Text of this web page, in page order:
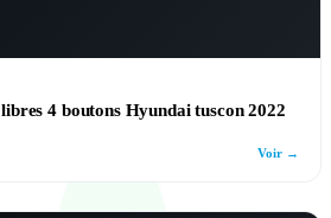
4 boutons Hyundai tuscon 2022
Voir →